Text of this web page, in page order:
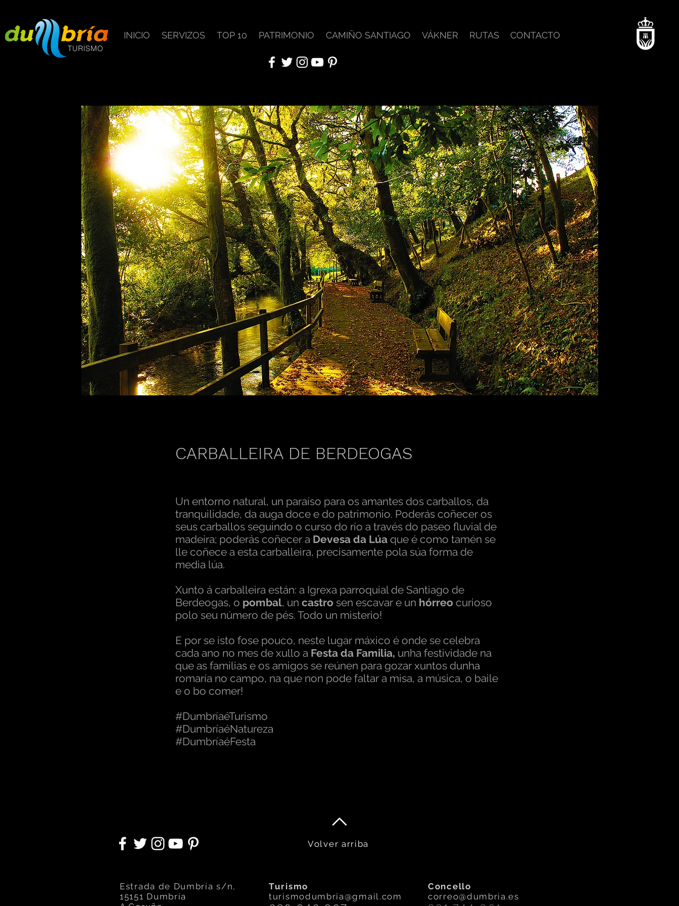
INICIO SERVIZOS TOP 10 PATRIMONIO CAMIÑO SANTIAGO VÁKNER RUTAS CONTACTO
CARBALLEIRA DE BERDEOGAS
Un entorno natural, un paraíso para os amantes dos carballos, da
tranquilidade, da auga doce e do patrimonio. Poderás coñecer os
seus carballos seguindo o curso do río a través do paseo fluvial de
madeira; poderás coñecer a Devesa da Lúa que é como tamén se
lle coñece a esta carballeira, precisamente pola súa forma de
media lúa.
Xunto á carballeira están: a Igrexa parroquial de Santiago de
Berdeogas, o pombal, un castro sen escavar e un hórreo curioso
polo seu número de pés. Todo un misterio!
E por se isto fose pouco, neste lugar máxico é onde se celebra
cada ano no mes de xullo a Festa da Familia, unha festividade na
que as familias e os amigos se reúnen para gozar xuntos dunha
romaría no campo, na que non pode faltar a misa, a música, o baile
e o bo comer!
#DumbríaéTurismo
#DumbríaéNatureza
#DumbríaéFesta
Volver arriba
Estrada de Dumbría s/n,
15151 Dumbría
Turismo
turismodumbria@gmail.com
Concello
correo@dumbria.es